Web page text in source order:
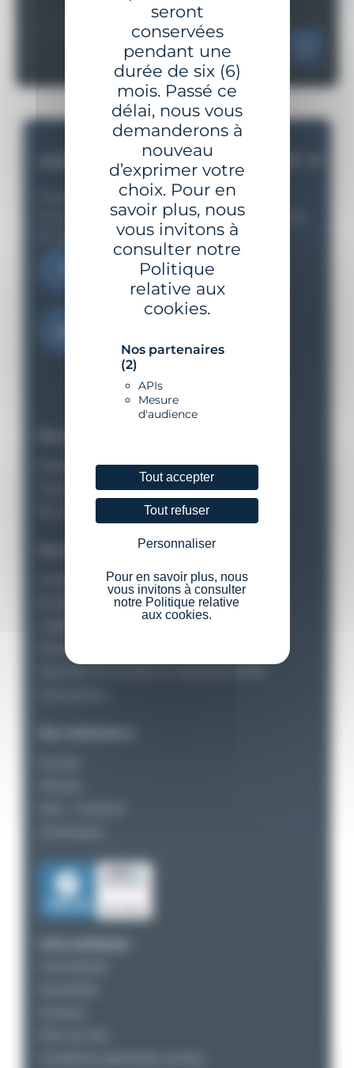
seront
conservées
pendant une
durée de six (6)
mois. Passé ce
délai, nous vous
demanderons à
nouveau
d’exprimer votre
choix. Pour en
savoir plus, nous
vous invitons à
consulter notre
Politique
relative aux
cookies.
Nos partenaires
(2)
APIs
Mesure
d'audience
Tout accepter
Tout refuser
Personnaliser
Pour en savoir plus, nous
vous invitons à consulter
notre Politique relative
aux cookies.
VOUS AVEZ UN PROJET ?
Partagez nous votre besoin et nous vous
accompagnons depuis l'étude jusqu'à la mise
Contactez-nous
Balisage maritime et fluvial
Dispositifs d’amarrage
Bouées pour stations instrumentées
Analyse des besoins
Études et conception
Assistance installation